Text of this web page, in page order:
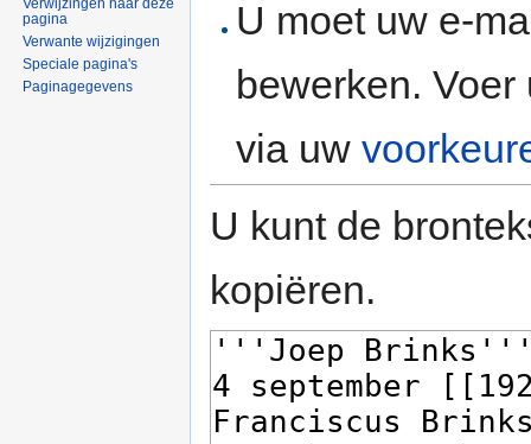
U moet uw e-
bewerken.
via uw
U kunt de
kopiëren.
Verwijzingen naar deze
pagina
Verwante wijzigingen
Speciale pagina's
Paginagegevens